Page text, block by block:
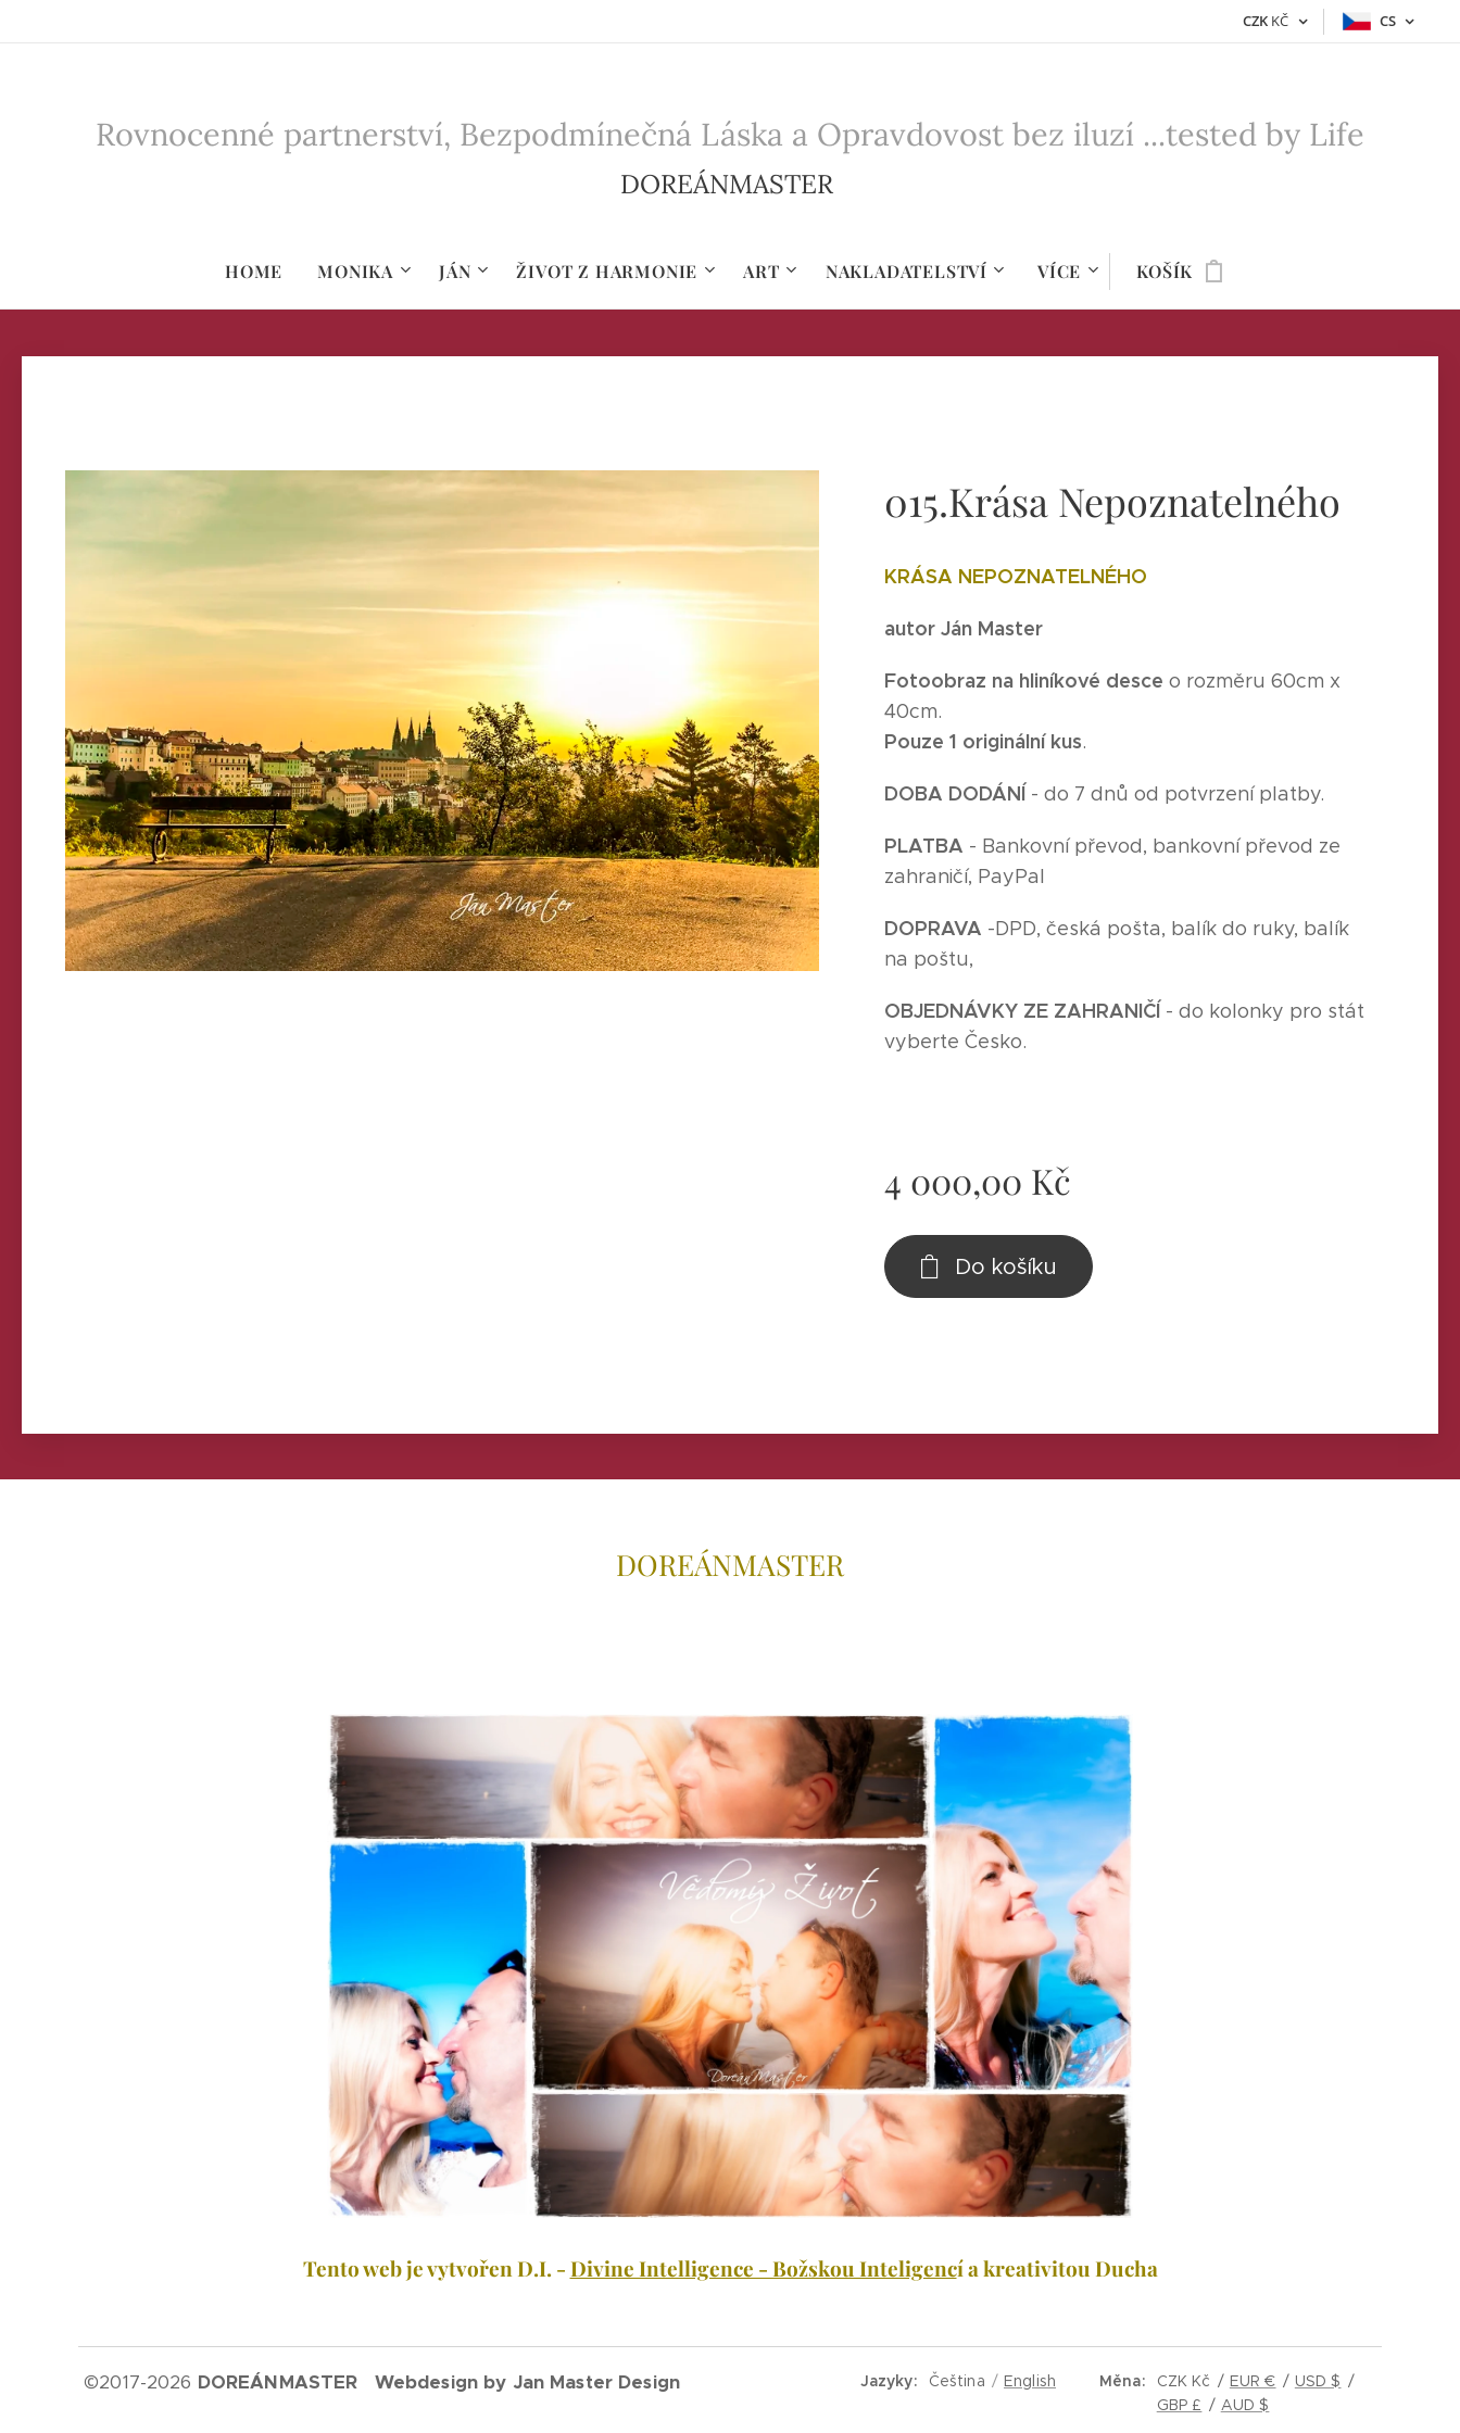
CZK KČ CS
Rovnocenné partnerství, Bezpodmínečná Láska a Opravdovost bez iluzí ...tested by Life
DOREÁNMASTER
HOME MONIKA JÁN ŽIVOT Z HARMONIE ART NAKLADATELSTVÍ VÍCE KOŠÍK
015.Krása Nepoznatelného
KRÁSA NEPOZNATELNÉHO
autor Ján Master
Fotoobraz na hliníkové desce o rozměru 60cm x
40cm.
Pouze 1 originální kus.
DOBA DODÁNÍ - do 7 dnů od potvrzení platby.
PLATBA - Bankovní převod, bankovní převod ze
zahraničí, PayPal
DOPRAVA -DPD, česká pošta, balík do ruky, balík
na poštu,
OBJEDNÁVKY ZE ZAHRANIČÍ - do kolonky pro stát
vyberte Česko.
4 000,00 Kč
Do košíku
DOREÁNMASTER
Tento web je vytvořen D.I. -Divine Intelligence - Božskou Inteligencí a kreativitou Ducha
©2017-2026 DOREÁNMASTER Webdesign by Jan Master Design Jazyky Čeština English Měna CZK Kč EUR €
USD $
GBP £
AUD $